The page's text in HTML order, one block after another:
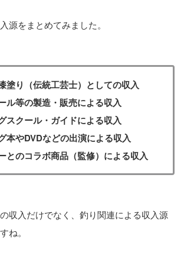
源をまとめてみました。
塗り（伝統工芸士）としての収入
ル等の製造・販売による収入
スクール・ガイドによる収入
本やDVDなどの出演による収入
とのコラボ商品（監修）による収入
収入だけでなく、釣り関連による収入源
ね。